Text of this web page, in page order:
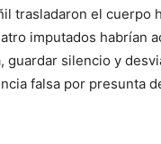
trasladaron el cuerpo
imputados habrían
silencio y
falsa por presunta